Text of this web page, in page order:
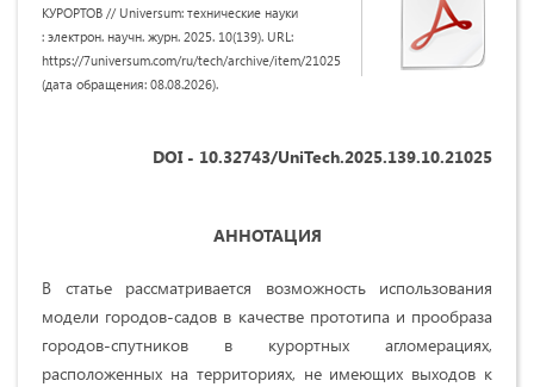
КУРОРТОВ // Universum: технические науки
: электрон. научн. журн. 2025. 10(139). URL:
https://7universum.com/ru/tech/archive/item/21025
(дата обращения: 08.08.2026).
DOI - 10.32743/UniTech.2025.139.10.21025
АННОТАЦИЯ
В статье рассматривается возможность использования
модели городов-садов в качестве прототипа и прообраза
городов-спутников в курортных агломерациях,
расположенных на территориях, не имеющих выходов к